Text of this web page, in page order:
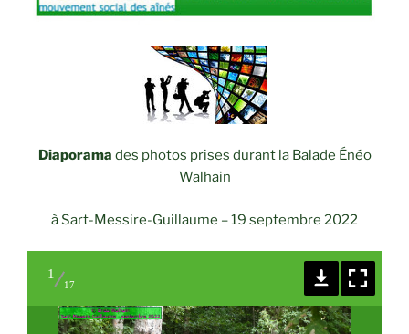
Diaporama des photos prises durant la Balade Énéo
Walhain
à Sart-Messire-Guillaume –19 septembre 2022
1
17